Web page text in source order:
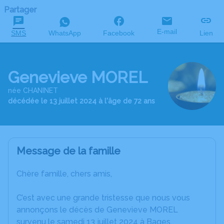
Partager
SMS WhatsApp Facebook E-mail Lien
Genevieve MOREL
née CHANINET
décédée le 13 juillet 2024 à l'âge de 72 ans
Message de la famille
Chère famille, chers amis,
C’est avec une grande tristesse que nous vous
annonçons le décès de Genevieve MOREL
survenu le samedi 13 juillet 2024 à Bages.